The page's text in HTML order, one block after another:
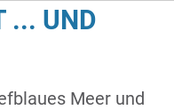
... UND
Meer und